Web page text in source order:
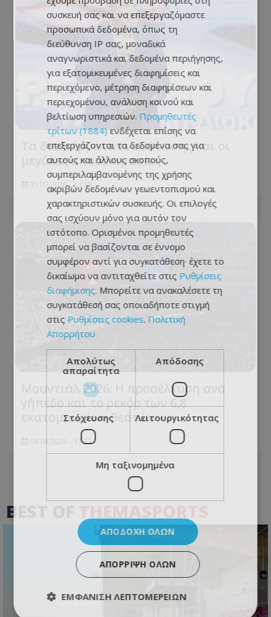
Τα διαλείμματα ενυδάτωσης και οι
μεγάλες αποδοκιμασίες
31.07.2026 - 13:55
Μουντιάλ 2026: Η προσέλευση ανά
γήπεδο και το ρεκόρ των 6,8
εκατομμυρίων θεατών
04.08.2026 - 17:13
BEST OF
συσκευή σας και να επεξεργαζόμαστε
προσωπικά δεδομένα, όπως τη
διεύθυνση IP σας, μοναδικά
αναγνωριστικά και δεδομένα περιήγησης,
για εξατομικευμένες διαφημίσεις και
περιεχόμενο, μέτρηση διαφημίσεων και
περιεχομένου, ανάλυση κοινού και
βελτίωση υπηρεσιών. Προμηθευτές
τρίτων (1884) ενδέχεται επίσης να
επεξεργάζονται τα δεδομένα σας για
αυτούς και άλλους σκοπούς,
συμπεριλαμβανομένης της χρήσης
ακριβών δεδομένων γεωεντοπισμού και
χαρακτηριστικών συσκευής. Οι επιλογές
σας ισχύουν μόνο για αυτόν τον
ιστότοπο. Ορισμένοι προμηθευτές
μπορεί να βασίζονται σε έννομο
συμφέρον αντί για συγκατάθεση· έχετε το
δικαίωμα να αντιταχθείτε στις Ρυθμίσεις
διαφήμισης. Μπορείτε να ανακαλέσετε τη
συγκατάθεσή σας οποιαδήποτε στιγμή
στις Ρυθμίσεις cookies. Πολιτική
Απορρήτου
Απολύτως
απαραίτητα
Απόδοσης
Στόχευσης Λειτουργικότητας
Μη ταξινομημένα
ΑΠΟΔΟΧΉ ΌΛΩΝ
ΑΠΌΡΡΙΨΗ ΌΛΩΝ
ΕΜΦΆΝΙΣΗ ΛΕΠΤΟΜΕΡΕΙΏΝ